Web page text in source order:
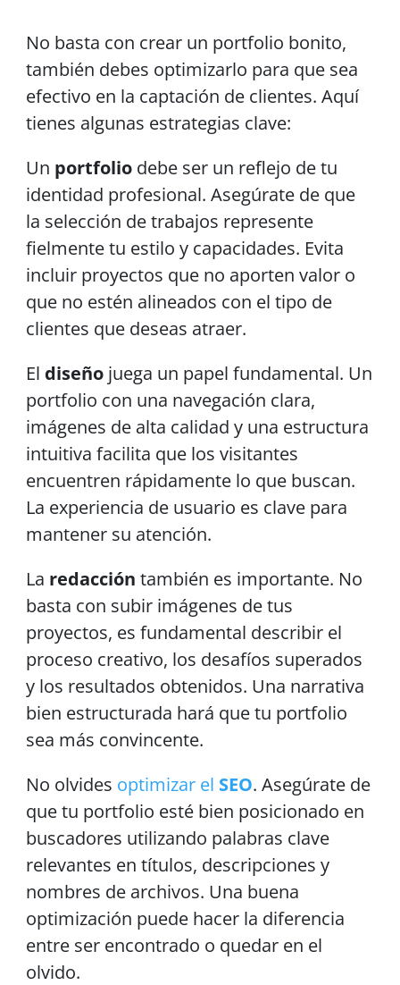
No basta con crear un portfolio bonito,
también debes optimizarlo para que sea
efectivo en la captación de clientes. Aquí
tienes algunas estrategias clave:
Un portfolio debe ser un reflejo de tu
identidad profesional. Asegúrate de que
la selección de trabajos represente
fielmente tu estilo y capacidades. Evita
incluir proyectos que no aporten valor o
que no estén alineados con el tipo de
clientes que deseas atraer.
El diseño juega un papel fundamental. Un
portfolio con una navegación clara,
imágenes de alta calidad y una estructura
intuitiva facilita que los visitantes
encuentren rápidamente lo que buscan.
La experiencia de usuario es clave para
mantener su atención.
La redacción también es importante. No
basta con subir imágenes de tus
proyectos, es fundamental describir el
proceso creativo, los desafíos superados
y los resultados obtenidos. Una narrativa
bien estructurada hará que tu portfolio
sea más convincente.
No olvides optimizar el SEO. Asegúrate de
que tu portfolio esté bien posicionado en
buscadores utilizando palabras clave
relevantes en títulos, descripciones y
nombres de archivos. Una buena
optimización puede hacer la diferencia
entre ser encontrado o quedar en el
olvido.